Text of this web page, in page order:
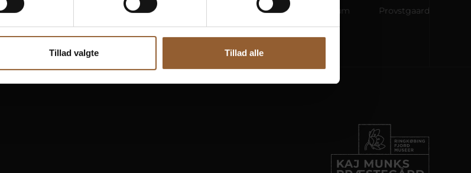
Tillad valgte Tillad alle
Skjern Reberbane Ringkøbing Museum Provstgaards Jagthus